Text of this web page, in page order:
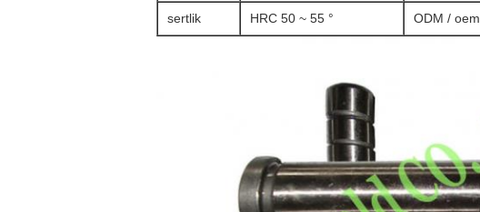
sertlik HRC 50 ~ 55 ° ODM / oem